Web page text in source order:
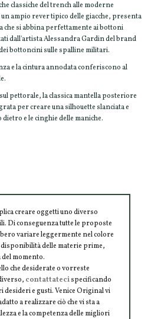
classiche del trench alle moderne
ampio rever tipico delle giacche, presenta
che si abbina perfettamente ai bottoni
dall'artista Alessandra Gardin del brand
bottoncini sulle spalline militari.
e la cintura annodata conferiscono al
pettorale, la classica mantella posteriore
per creare una silhouette slanciata e
e le cinghie delle maniche.
creare oggetti uno diverso
Di conseguenza tutte le proposte
variare leggermente nel colore
delle materie prime,
momento.
che desiderate o vorreste
contattatecispecificando
desideri e gusti. Venice Original vi
a realizzare ciò che vi sta a
e la competenza delle migliori